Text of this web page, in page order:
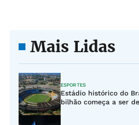
Mais Lidas
ESPORTES
Estádio histórico do
bilhão começa a ser